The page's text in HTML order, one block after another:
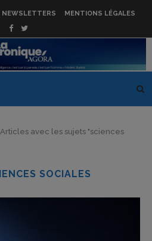
NEWSLETTERS MENTIONS LÉGALES
Articles avec les sujets "sciences
SOCIALES